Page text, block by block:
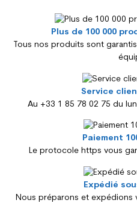
Plus de 100 000
Tous nos produits sont
Service
Au +33 1 85 78 02 75 du
Paiement
Le protocole https vous
Expédié
Nous préparons et expédions